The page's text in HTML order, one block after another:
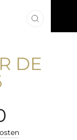
ESC)
DE